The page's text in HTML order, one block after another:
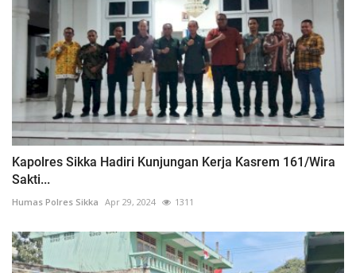
Kapolres Sikka Hadiri Kunjungan Kerja Kasrem 161/Wira
Sakti...
Humas Polres Sikka Apr 29, 2024 1311